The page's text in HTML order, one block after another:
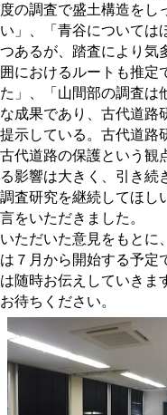
度の調査で盛土構造をし
い」、「青谷については
つあるが、踏査により気
囲におけるルートも推定
た」、「山間部の調査は
な成果であり、古代道路
提示している。古代道路
古代道路の保護という観
る影響は大きく、引き続
調査研究を継続してほし
言をいただきました。
いただいた意見をもとに
は７月から開始する予定
は随時お伝えしていきま
お待ちください。